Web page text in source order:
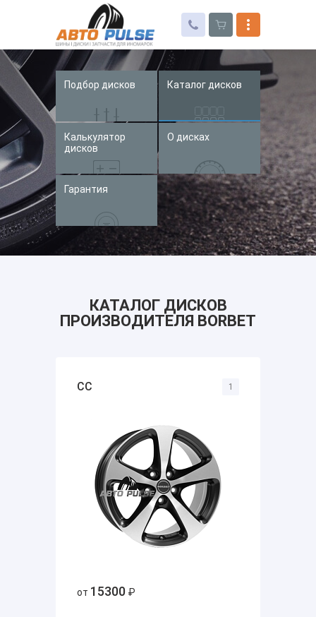
Автошины
Колесные диски
Запчасти для иномарок
Услуги
Доставка и оплата
Контакты
Подбор дисков Каталог дисков
Калькулятор
дисков
О дисках
Гарантия
КАТАЛОГ ДИСКОВ
ПРОИЗВОДИТЕЛЯ BORBET
CC
от 15300 ₽
1